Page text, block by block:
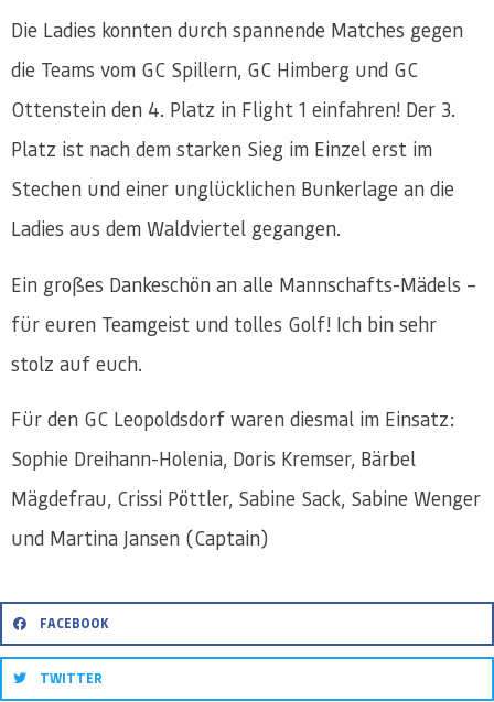
Die Ladies konnten durch spannende Matches gegen
die Teams vom GC Spillern, GC Himberg und GC
Ottenstein den 4. Platz in Flight 1 einfahren! Der 3.
Platz ist nach dem starken Sieg im Einzel erst im
Stechen und einer unglücklichen Bunkerlage an die
Ladies aus dem Waldviertel gegangen.
Ein großes Dankeschön an alle Mannschafts-Mädels –
für euren Teamgeist und tolles Golf! Ich bin sehr
stolz auf euch.
Für den GC Leopoldsdorf waren diesmal im Einsatz:
Sophie Dreihann-Holenia, Doris Kremser, Bärbel
Mägdefrau, Crissi Pöttler, Sabine Sack, Sabine Wenger
und Martina Jansen (Captain)
FACEBOOK
TWITTER